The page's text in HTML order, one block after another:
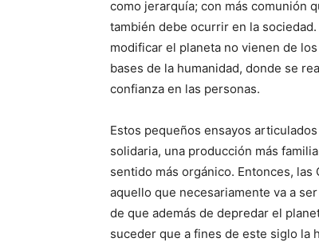
como jerarquía; con más comunión
también debe ocurrir en la
modificar el planeta no vienen de
bases de la humanidad, donde se
confianza en las personas.
Estos pequeños ensayos
solidaria, una producción más
sentido más orgánico. Entonces,
aquello que necesariamente va a
de que además de depredar el
suceder que a fines de este siglo la